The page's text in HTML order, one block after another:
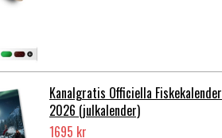
Kanalgratis Officiella Fiskekalender
2026 (julkalender)
1695 kr